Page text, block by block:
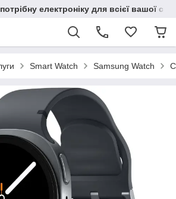
електроніку для всієї вашої
Smart Watch Samsung Watch